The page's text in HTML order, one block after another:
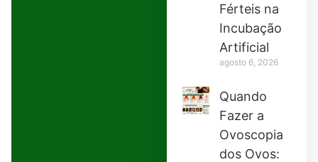
Férteis na
Incubação
Artificial
agosto 6, 2026
Quando
Fazer a
Ovoscopia
dos Ovos: